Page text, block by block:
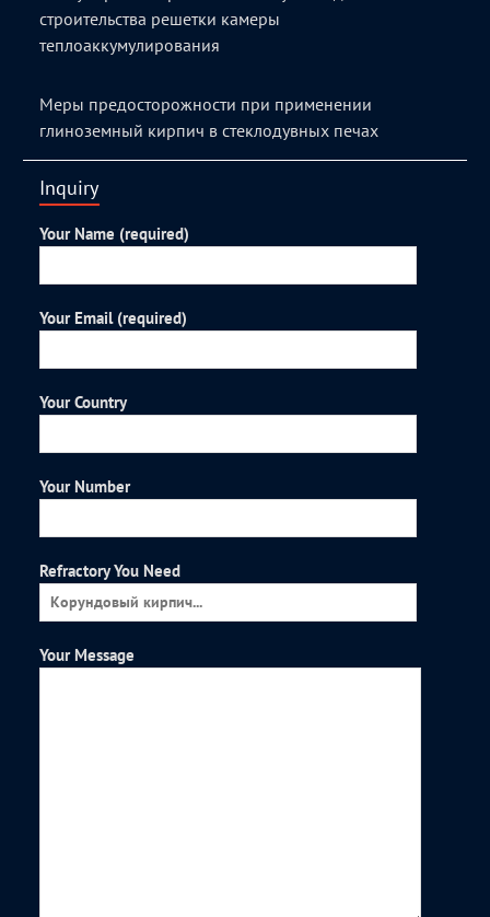
строительства решетки камеры
теплоаккумулирования
Меры предосторожности при применении
глиноземный кирпич в стеклодувных печах
Inquiry
Your Name (required)
Your Email (required)
Your Country
Your Number
Refractory You Need
Your Message